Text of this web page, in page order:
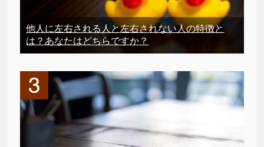
他人に左右される人と左右されない人の特徴と
は？あなたはどちらですか？